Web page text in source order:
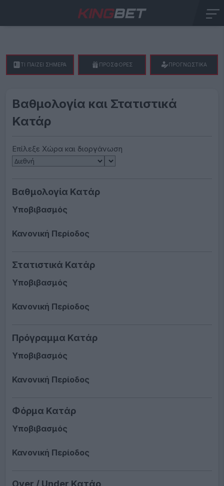
Βαθμολογία και Στατιστικά
Κατάρ
Επίλεξε Χώρα και διοργάνωση
Βαθμολογία Κατάρ
Υποβιβασμός
Κανονική Περίοδος
Στατιστικά Κατάρ
Υποβιβασμός
Κανονική Περίοδος
Πρόγραμμα Κατάρ
Υποβιβασμός
Κανονική Περίοδος
Φόρμα Κατάρ
Υποβιβασμός
Κανονική Περίοδος
Over / Under Κατάρ
ΤΙ ΠΑΙΖΕΙ ΣΗΜΕΡΑ ΠΡΟΣΦΟΡΕΣ ΠΡΟΓΝΩΣΤΙΚΑ